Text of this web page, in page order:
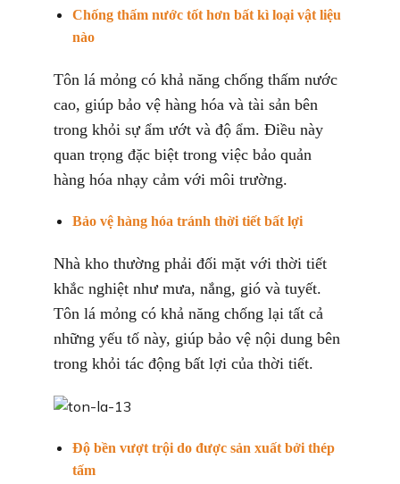
Chống thấm nước tốt hơn bất kì loại vật liệu
nào
Tôn lá mỏng có khả năng chống thấm nước
cao, giúp bảo vệ hàng hóa và tài sản bên
trong khỏi sự ẩm ướt và độ ẩm. Điều này
quan trọng đặc biệt trong việc bảo quản
hàng hóa nhạy cảm với môi trường.
Bảo vệ hàng hóa tránh thời tiết bất lợi
Nhà kho thường phải đối mặt với thời tiết
khắc nghiệt như mưa, nắng, gió và tuyết.
Tôn lá mỏng có khả năng chống lại tất cả
những yếu tố này, giúp bảo vệ nội dung bên
trong khỏi tác động bất lợi của thời tiết.
Độ bền vượt trội do được sản xuất bởi thép
tấm